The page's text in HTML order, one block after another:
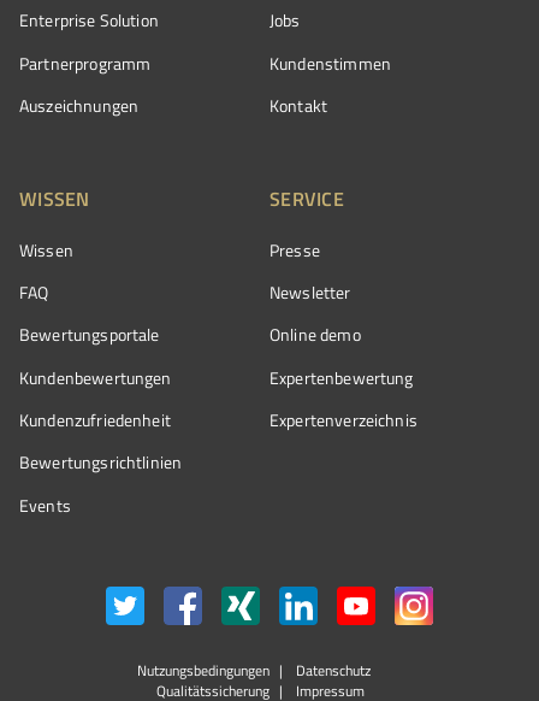
Enterprise Solution
Partnerprogramm
Auszeichnungen
Jobs
Kundenstimmen
Kontakt
WISSEN
Wissen
FAQ
Bewertungsportale
Kundenbewertungen
Kundenzufriedenheit
Bewertungs­richtlinien
Events
SERVICE
Presse
Newsletter
Online demo
Expertenbewertung
Expertenverzeichnis
Nutzungsbedingungen
Datenschutz
Qualitätssicherung
Impressum